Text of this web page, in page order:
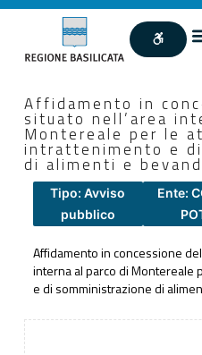
Affidamento in
situato nell’area
Montereale per le
intrattenimento e
di alimenti e
Tipo: Avviso
pubblico
Ente:
Affidamento in concessione
interna al parco di Montereale
e di somministrazione di